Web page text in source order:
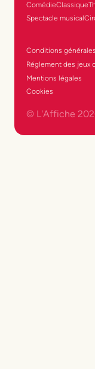
ComédieClassique
Spectacle musical
Conditions
Réglement des jeux
Mentions légales
Cookies
© L'Affiche